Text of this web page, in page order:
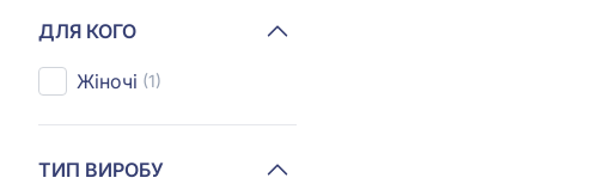
ДЛЯ КОГО
Жіночі (1)
ТИП ВИРОБУ